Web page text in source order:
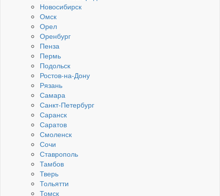
Новосибирск
Омск
Орел
Оренбург
Пенза
Пермь
Подольск
Ростов-на-Дону
Рязань
Самара
Санкт-Петербург
Саранск
Саратов
Смоленск
Сочи
Ставрополь
Тамбов
Тверь
Тольятти
Томск